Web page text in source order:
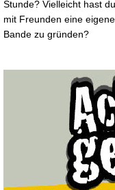
Stunde? Vielleicht hast
mit Freunden eine
Bande zu gründen?